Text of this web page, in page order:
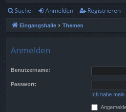
ch
ne
Suche Anmelden Registrieren
Eingangshalle Themen
Anmelden
Benutzername:
Passwort:
Ich habe